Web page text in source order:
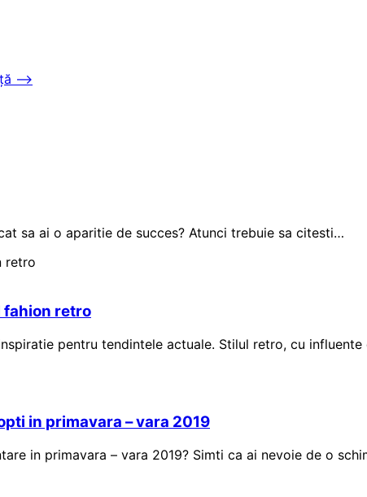
⟶
sa ai o aparitie de succes? Atunci trebuie sa citesti…
fahion retro
pentru tendintele actuale. Stilul retro, cu
in primavara – vara 2019
in primavara – vara 2019? Simti ca ai nevoie de o